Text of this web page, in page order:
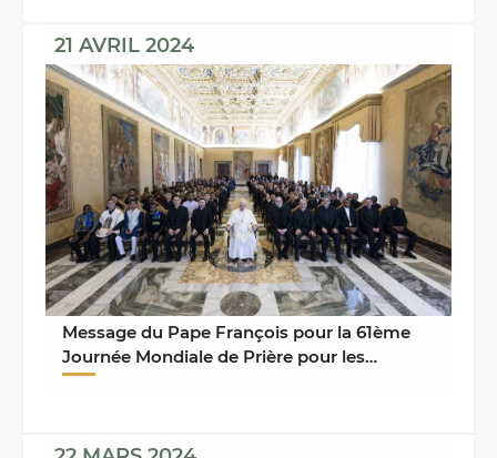
21 AVRIL 2024
Message du Pape François pour la 61ème
Journée Mondiale de Prière pour les
Vocations